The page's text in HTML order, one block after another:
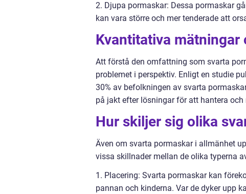
2. Djupa pormaskar: Dessa pormaskar
kan vara större och mer tenderade att
Kvantitativa
Att förstå den omfattning som svarta
problemet i perspektiv. Enligt en studie
30% av befolkningen av svarta
på jakt efter lösningar för att hantera
Hur skiljer sig olika
Även om svarta pormaskar i allmänhet
vissa skillnader mellan de olika typerna
1. Placering: Svarta pormaskar kan
pannan och kinderna. Var de dyker upp